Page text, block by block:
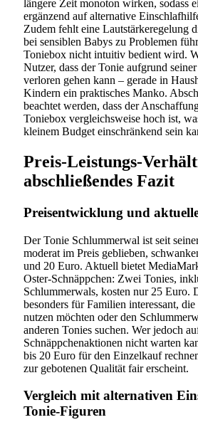
längere Zeit monoton wirken, sodass
ergänzend auf alternative
Zudem fehlt eine Lautstärkeregelung
bei sensiblen Babys zu Problemen
Toniebox nicht intuitiv bedient wird.
Nutzer, dass der Tonie aufgrund
verloren gehen kann – gerade in
Kindern ein praktisches Manko.
beachtet werden, dass der
Toniebox vergleichsweise hoch ist,
kleinem Budget einschränkend sein
Preis-Leistungs-
abschließendes Fazit
Preisentwicklung und
Der Tonie Schlummerwal ist seit
moderat im Preis geblieben,
und 20 Euro. Aktuell bietet
Oster-Schnäppchen: Zwei Tonies,
Schlummerwals, kosten nur 25 Euro.
besonders für Familien interessant,
nutzen möchten oder den
anderen Tonies suchen. Wer jedoch
Schnäppchenaktionen nicht warten
bis 20 Euro für den Einzelkauf
zur gebotenen Qualität fair erscheint.
Vergleich mit alternativen
Tonie-Figuren